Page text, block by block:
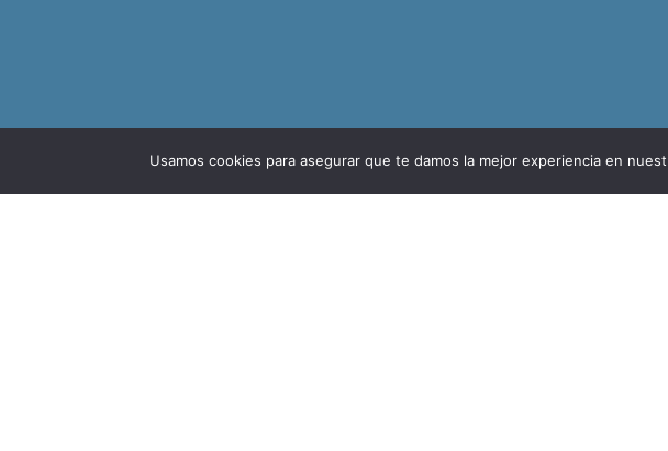
Usamos cookies para asegurar que te damos la mejor experiencia en